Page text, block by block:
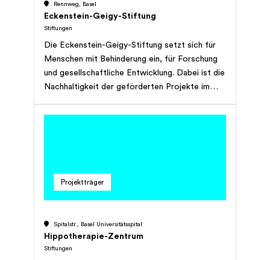
Rennweg, Basel
Eckenstein-Geigy-Stiftung
Stiftungen
Die Eckenstein-Geigy-Stiftung setzt sich für
Menschen mit Behinderung ein, für Forschung
und gesellschaftliche Entwicklung. Dabei ist die
Nachhaltigkeit der geförderten Projekte im
*Die Angaben dieses Porträts stammen von
Projektträger
Spitalstr., Basel Universitätsspital
Hippotherapie-Zentrum
Stiftungen